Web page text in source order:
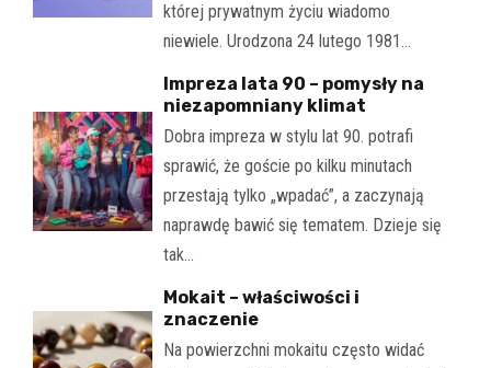
której prywatnym życiu wiadomo
niewiele. Urodzona 24 lutego 1981…
Impreza lata 90 – pomysły na
niezapomniany klimat
Dobra impreza w stylu lat 90. potrafi
sprawić, że goście po kilku minutach
przestają tylko „wpadać”, a zaczynają
naprawdę bawić się tematem. Dzieje się
tak…
Mokait – właściwości i
znaczenie
Na powierzchni mokaitu często widać